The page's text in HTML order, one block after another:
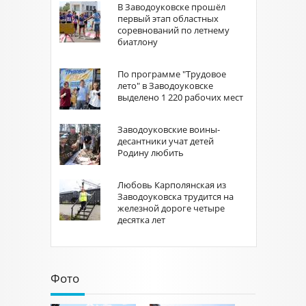
В Заводоуковске прошёл
первый этап областных
соревнований по летнему
биатлону
По программе "Трудовое
лето" в Заводоуковске
выделено 1 220 рабочих мест
Заводоуковские воины-
десантники учат детей
Родину любить
Любовь Карполянская из
Заводоуковска трудится на
железной дороге четыре
десятка лет
Фото